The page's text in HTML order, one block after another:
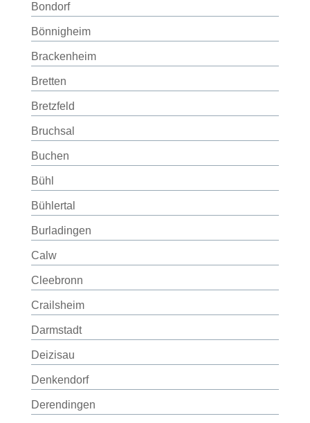
Bondorf
Bönnigheim
Brackenheim
Bretten
Bretzfeld
Bruchsal
Buchen
Bühl
Bühlertal
Burladingen
Calw
Cleebronn
Crailsheim
Darmstadt
Deizisau
Denkendorf
Derendingen